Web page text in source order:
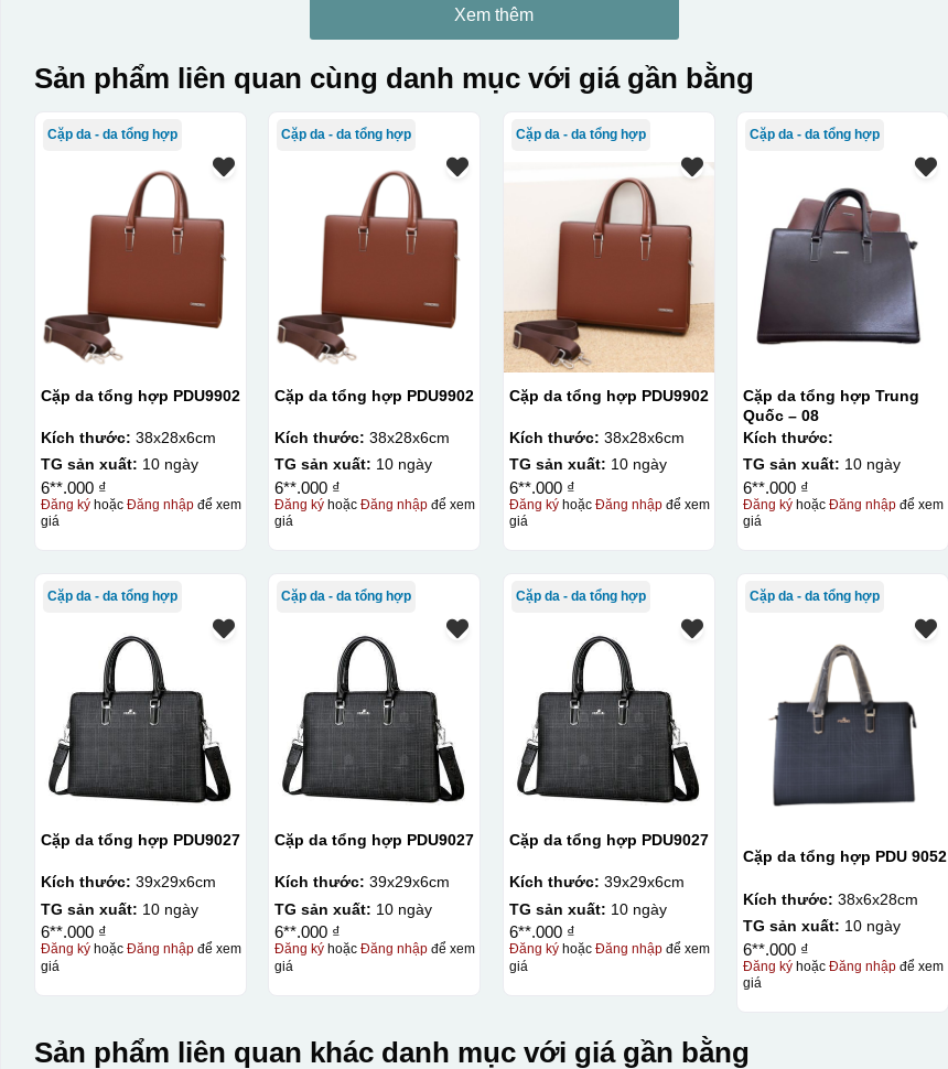
Xem thêm
Sản phẩm liên quan cùng danh mục với giá gần bằng
Cặp da - da tổng hợp
Cặp da tổng hợp PDU9902
Kích thước: 38x28x6cm
TG sản xuất: 10 ngày
6**.000 ₫
Đăng kýhoặc Đăng nhậpđể xem
giá
Cặp da - da tổng hợp
Cặp da tổng hợp PDU9902
Kích thước: 38x28x6cm
TG sản xuất: 10 ngày
6**.000 ₫
Đăng ký hoặcĐăng nhập để xem
giá
Cặp da - da tổng hợp
Cặp da tổng hợp PDU9902
Kích thước: 38x28x6cm
TG sản xuất: 10 ngày
6**.000 ₫
Đăng kýhoặc Đăng nhậpđể xem
giá
Cặp da - da tổng hợp
Cặp da tổng hợp Trung
Quốc – 08
Kích thước:
TG sản xuất: 10 ngày
6**.000 ₫
Đăng ký hoặcĐăng nhập để xem
giá
Cặp da - da tổng hợp
Cặp da tổng hợp PDU9027
Kích thước: 39x29x6cm
TG sản xuất: 10 ngày
6**.000 ₫
Đăng kýhoặc Đăng nhậpđể xem
giá
Cặp da - da tổng hợp
Cặp da tổng hợp PDU9027
Kích thước: 39x29x6cm
TG sản xuất: 10 ngày
6**.000 ₫
Đăng ký hoặcĐăng nhập để xem
giá
Cặp da - da tổng hợp
Cặp da tổng hợp PDU9027
Kích thước: 39x29x6cm
TG sản xuất: 10 ngày
6**.000 ₫
Đăng kýhoặc Đăng nhậpđể xem
giá
Cặp da - da tổng hợp
Cặp da tổng hợp PDU 9052
Kích thước: 38x6x28cm
TG sản xuất: 10 ngày
6**.000 ₫
Đăng ký hoặcĐăng nhập để xem
giá
Sản phẩm liên quan khác danh mục với giá gần bằng